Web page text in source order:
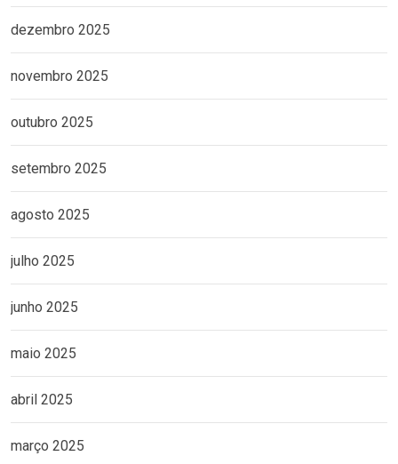
dezembro 2025
novembro 2025
outubro 2025
setembro 2025
agosto 2025
julho 2025
junho 2025
maio 2025
abril 2025
março 2025